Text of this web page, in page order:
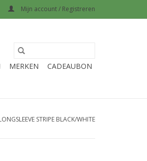
Mijn account / Registreren
MERKEN CADEAUBON
STRIPE BLACK/WHITE